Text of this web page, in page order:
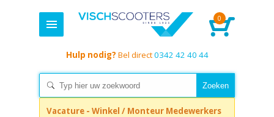
0
Hulp nodig? Bel direct0342 42 40 44
Vacature - Winkel / Monteur Medewerkers